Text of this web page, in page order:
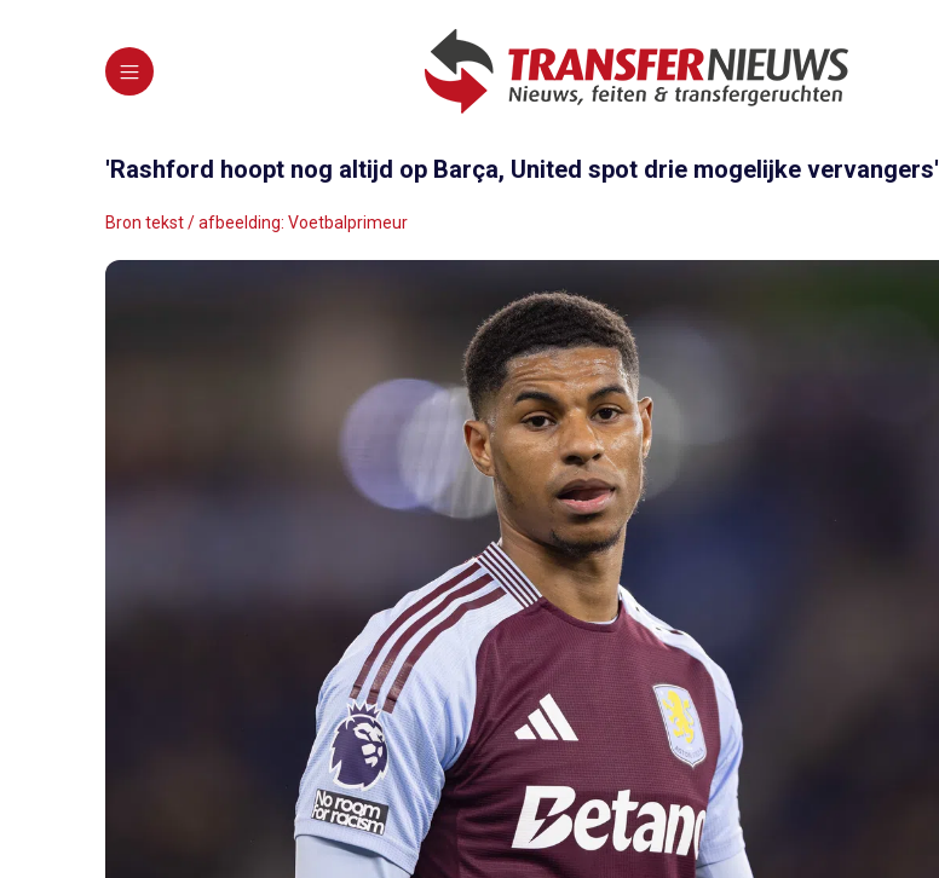
'Rashford hoopt nog altijd op Barça, United spot drie mogelijke vervangers'
Bron tekst / afbeelding: Voetbalprimeur